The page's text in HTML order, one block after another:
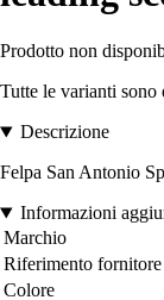
Prodotto non
Tutte le varianti sono
Descrizione
Felpa San Antonio
Informazioni
Marchio
Riferimento fornitore
Colore